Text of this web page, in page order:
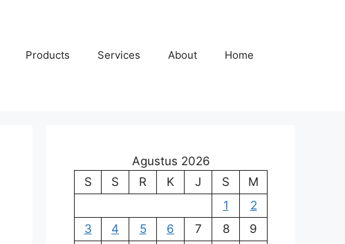
Products Services About Home
Agustus 2026
S
S R K J S
M
1
2
3
4 5 6 7 8
9